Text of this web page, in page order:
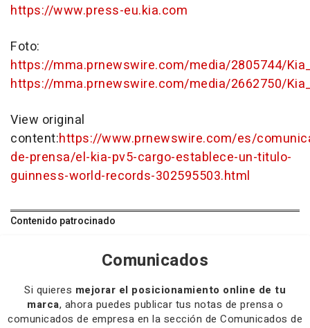
https://www.press-eu.kia.com
Foto:
https://mma.prnewswire.com/media/2805744/
https://mma.prnewswire.com/media/2662750/
View original
content:https://www.prnewswire.com/es/
de-prensa/el-kia-pv5-cargo-establece-un-titulo-
guinness-world-records-302595503.html
Contenido patrocinado
Comunicados
Si quieres mejorar el posicionamiento online de tu
marca, ahora puedes publicar tus notas de prensa o
comunicados de empresa en la sección de Comunicados de